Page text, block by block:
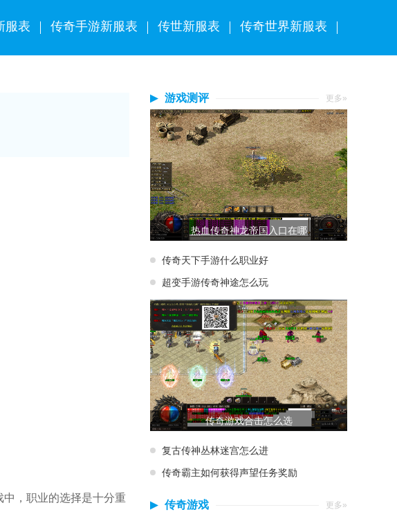
服表 传奇手游新服表 传世新服表 传奇世界新服表
，职业的选择是十分重
游戏测评 更多»
热血传奇神龙帝国入口在哪
传奇天下手游什么职业好
超变手游传奇神途怎么玩
传奇游戏合击怎么选
复古传神丛林迷宫怎么进
传奇霸主如何获得声望任务奖励
传奇游戏 更多»